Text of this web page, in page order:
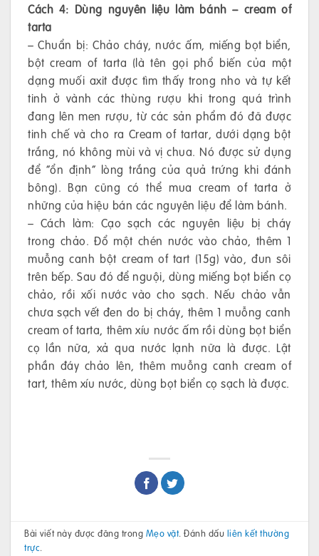
Cách 4: Dùng nguyên liệu làm bánh – cream of
tarta
– Chuẩn bị: Chảo cháy, nước ấm, miếng bọt biển,
bột cream of tarta (là tên gọi phổ biến của một
dạng muối axit được tìm thấy trong nho và tự kết
tinh ở vành các thùng rượu khi trong quá trình
đang lên men rượu, từ các sản phẩm đó đã được
tinh chế và cho ra Cream of tartar, dưới dạng bột
trắng, nó không mùi và vị chua. Nó được sử dụng
để “ổn định” lòng trắng của quả trứng khi đánh
bông). Bạn cũng có thể mua cream of tarta ở
những của hiệu bán các nguyên liệu để làm bánh.
– Cách làm: Cạo sạch các nguyên liệu bị cháy
trong chảo. Đổ một chén nước vào chảo, thêm 1
muỗng canh bột cream of tart (15g) vào, đun sôi
trên bếp. Sau đó để nguội, dùng miếng bọt biển cọ
chảo, rồi xối nước vào cho sạch. Nếu chảo vẫn
chưa sạch vết đen do bị cháy, thêm 1 muỗng canh
cream of tarta, thêm xíu nước ấm rồi dùng bọt biển
cọ lần nữa, xả qua nước lạnh nữa là được. Lật
phần đáy chảo lên, thêm muỗng canh cream of
tart, thêm xíu nước, dùng bọt biển cọ sạch là được.
Bài viết này được đăng trong Mẹo vặt. Đánh dấu liên kết thường
trực.